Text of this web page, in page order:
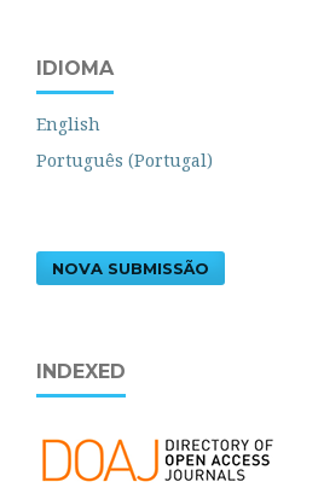
IDIOMA
English
Português (Portugal)
NOVA SUBMISSÃO
INDEXED